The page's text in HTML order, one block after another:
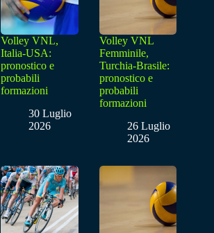
Volley VNL,
Italia-USA:
pronostico e
probabili
formazioni
30 Luglio
2026
Volley VNL
Femminile,
Turchia-Brasile:
pronostico e
probabili
formazioni
26 Luglio
2026